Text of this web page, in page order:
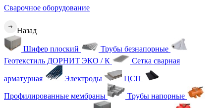
Сварочное оборудование
Назад
Шифер плоский
Трубы безнапорные
Геотекстиль ДОРНИТ ЭКО / К
Сетка сварная
арматурная Электроды ЦСП
Профилированные мембраны
Трубы напорные